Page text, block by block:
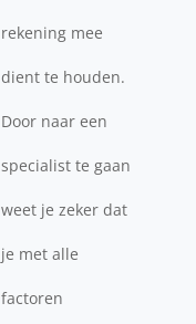
rekening mee
dient te houden.
Door naar een
specialist te gaan
weet je zeker dat
je met alle
factoren